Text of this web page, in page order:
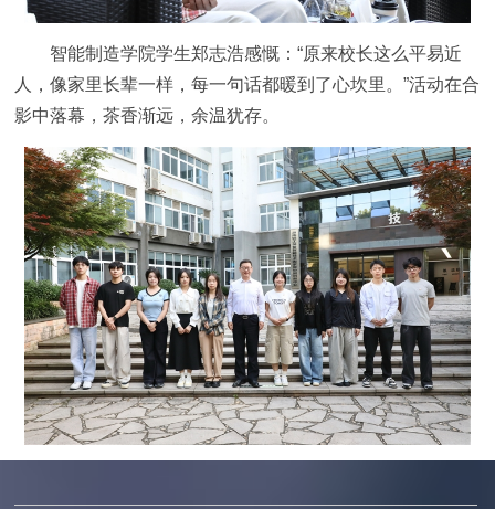
智能制造学院学生郑志浩感慨：“原来校长这么平易近
人，像家里长辈一样，每一句话都暖到了心坎里。”活动在合
影中落幕，茶香渐远，余温犹存。